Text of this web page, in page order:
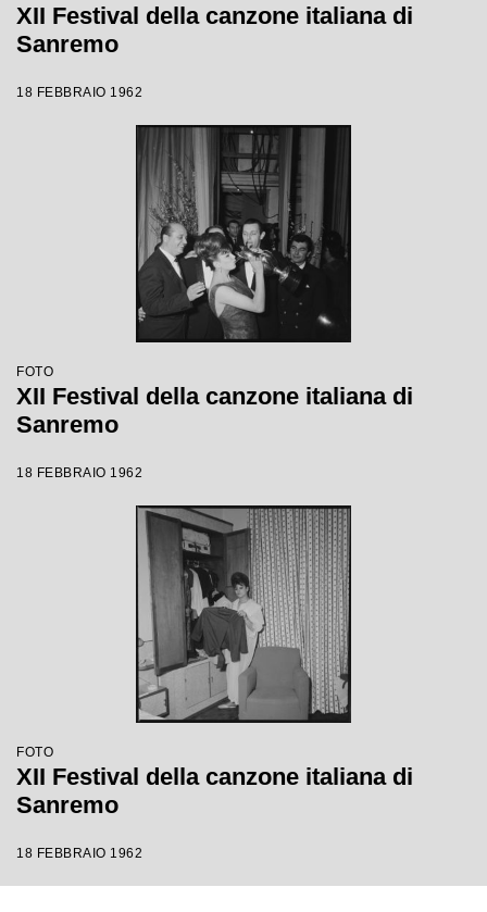
XII Festival della canzone italiana di
Sanremo
18 FEBBRAIO 1962
FOTO
XII Festival della canzone italiana di
Sanremo
18 FEBBRAIO 1962
FOTO
XII Festival della canzone italiana di
Sanremo
18 FEBBRAIO 1962